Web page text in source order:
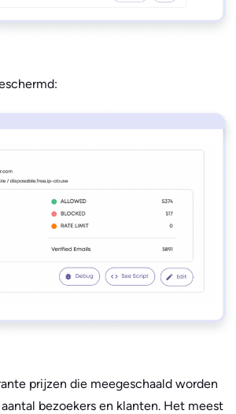
prijzen die meegeschaald worden
bezoekers en klanten. Het meest